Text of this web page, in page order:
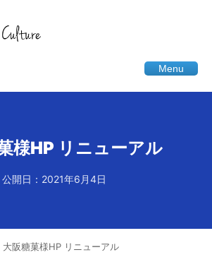
Menu
様HP リニューアル
公開日：2021年6月4日
大阪糖菓様HP リニューアル